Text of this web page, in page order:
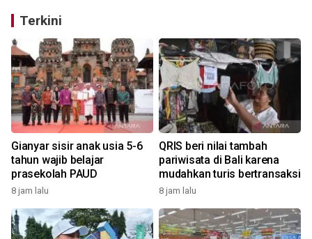
Terkini
Gianyar sisir anak usia 5-6
tahun wajib belajar
prasekolah PAUD
8 jam lalu
QRIS beri nilai tambah
pariwisata di Bali karena
mudahkan turis bertransaksi
8 jam lalu